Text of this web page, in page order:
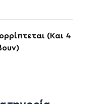
(Και 4